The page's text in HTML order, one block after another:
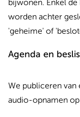
bijwonen. Enkel
worden achter
'geheime' of
Agenda en
We publiceren van
audio-opnamen